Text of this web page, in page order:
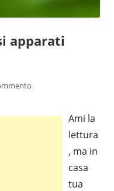
apparati
Ami la
lettura
, ma in
casa
tua